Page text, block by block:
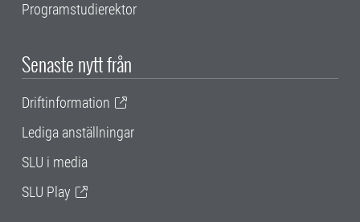
Programstudierektor
Senaste nytt från
Driftinformation
Lediga anställningar
SLU i media
SLU Play